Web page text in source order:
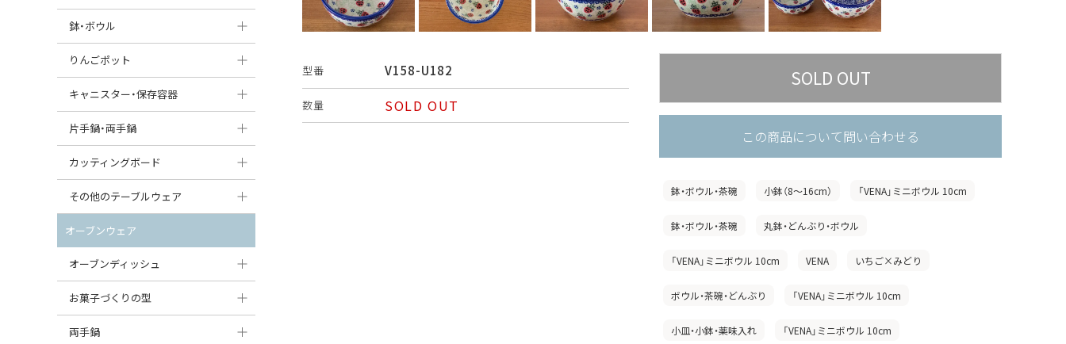
型番 V158-U182
数量
SOLD OUT
この商品について問い合わせる
鉢・ボウル・茶碗 小鉢（8〜16cm） 「VENA」ミニボウル 10cm
鉢・ボウル・茶碗 丸鉢・どんぶり・ボウル
「VENA」ミニボウル 10cm VENA いちご×みどり
ボウル・茶碗・どんぶり 「VENA」ミニボウル 10cm
小皿・小鉢・薬味入れ 「VENA」ミニボウル 10cm
コーヒードリッパー
すべて見る
大皿（24cm〜）
中皿（18〜24cm）
丸皿
スープ皿
ダルマプレート
たまご型プレート
ハート型プレート
鉢・ボウル
大鉢（21cm〜）
中鉢（16〜21cm）
丸鉢・どんぶり・ボウル
茶碗
オーバルボウル
ハートボウル
りんごポット
りんごポット
りんごポット小
キャニスター・保存容器
キャニスター
つぼ
ガーリックポット
オニオンキャニスター
ガーリックキャニスター
片手鍋・両手鍋
ソースパン（片手鍋）
スープチュリーン
カッティングボード
角型カッティングボード
丸型カッティングボード
すべて見る
その他のテーブルウェア
調味料入れ
グレイヴィーボート
エッグカップ
オーブンウェア
オーブンディッシュ
大型（24cm〜）
中型（18〜24cm）
お菓子づくりの型
パウンド型
両手鍋